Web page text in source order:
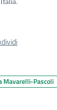
Mavarelli-Pascoli